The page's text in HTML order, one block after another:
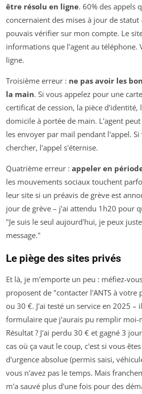
être résolu en ligne. 60% des appels
concernaient des mises à jour de statut
pouvais vérifier sur mon compte. Le
informations que l'agent au téléphone.
ligne.
Troisième erreur : ne pas avoir les
la main. Si vous appelez pour une
certificat de cession, la pièce d'identité,
domicile à portée de main. L'agent
les envoyer par mail pendant l'appel. Si
chercher, l'appel s'éternise.
Quatrième erreur : appeler en
les mouvements sociaux touchent
leur site si un préavis de grève est
jour de grève – j'ai attendu 1h20 pour
"Je suis le seul aujourd'hui, je peux
message."
Le piège des sites privés
Et là, je m'emporte un peu : méfiez-
proposent de "contacter l'ANTS à votre
ou 30 €. J'ai testé un service en 2025 –
formulaire que j'aurais pu remplir moi-
Résultat ? J'ai perdu 30 € et gagné 3
cas où ça vaut le coup, c'est si vous
d'urgence absolue (permis saisi,
vous n'avez pas le temps. Mais
m'a sauvé plus d'une fois pour des